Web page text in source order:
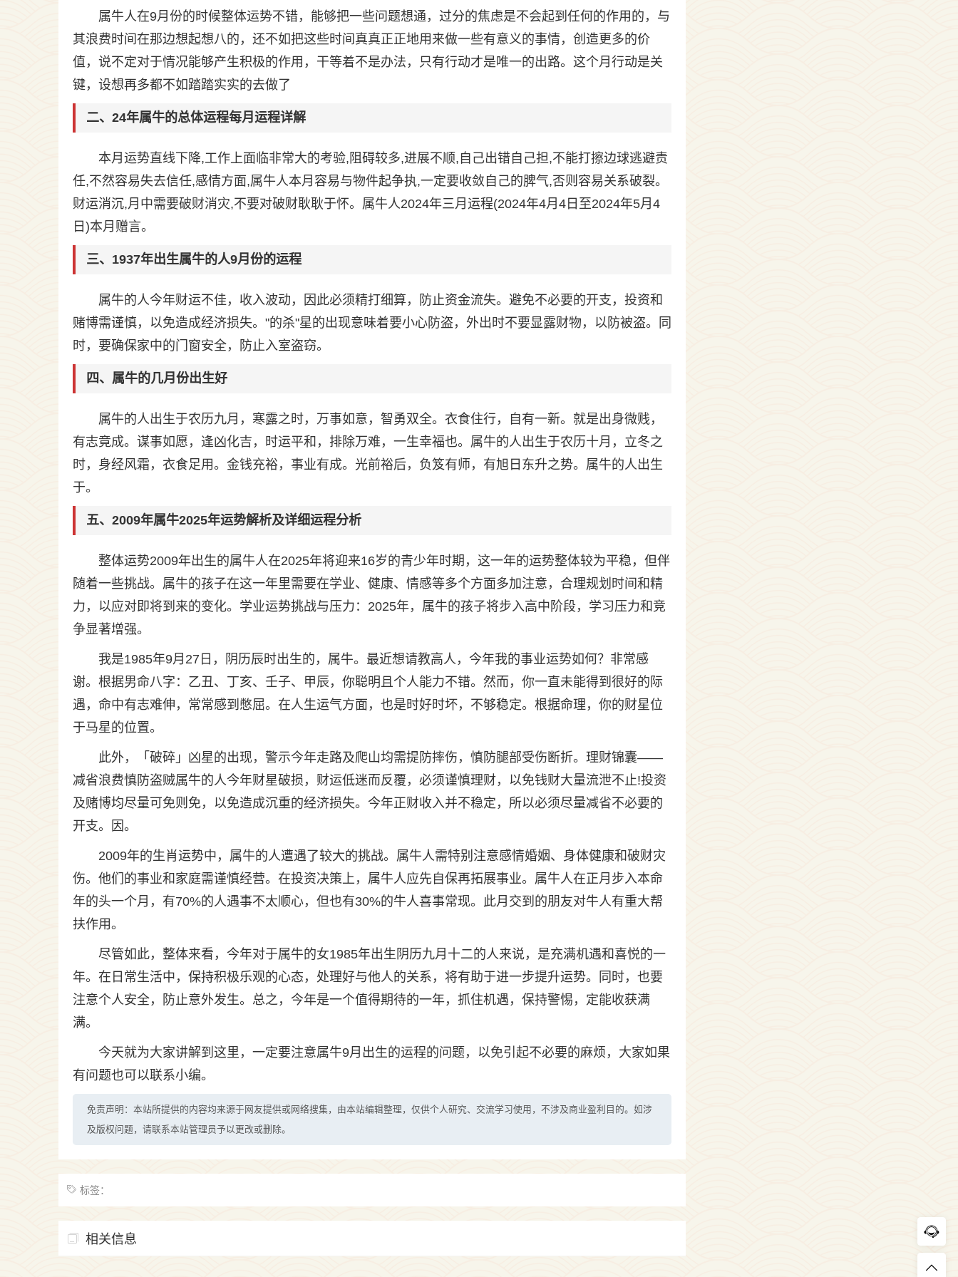
属牛人在9月份的时候整体运势不错，能够把一些问题想通，过分的焦虑是不会起到任何的作用的，与
其浪费时间在那边想起想八的，还不如把这些时间真真正正地用来做一些有意义的事情，创造更多的价
值，说不定对于情况能够产生积极的作用，干等着不是办法，只有行动才是唯一的出路。这个月行动是关
键，设想再多都不如踏踏实实的去做了
二、24年属牛的总体运程每月运程详解
本月运势直线下降,工作上面临非常大的考验,阻碍较多,进展不顺,自己出错自己担,不能打擦边球逃避责
任,不然容易失去信任,感情方面,属牛人本月容易与物件起争执,一定要收敛自己的脾气,否则容易关系破裂。
财运消沉,月中需要破财消灾,不要对破财耿耿于怀。属牛人2024年三月运程(2024年4月4日至2024年5月4
日)本月赠言。
三、1937年出生属牛的人9月份的运程
属牛的人今年财运不佳，收入波动，因此必须精打细算，防止资金流失。避免不必要的开支，投资和
赌博需谨慎，以免造成经济损失。"的杀"星的出现意味着要小心防盗，外出时不要显露财物，以防被盗。同
时，要确保家中的门窗安全，防止入室盗窃。
四、属牛的几月份出生好
属牛的人出生于农历九月，寒露之时，万事如意，智勇双全。衣食住行，自有一新。就是出身微贱，
有志竟成。谋事如愿，逢凶化吉，时运平和，排除万难，一生幸福也。属牛的人出生于农历十月，立冬之
时，身经风霜，衣食足用。金钱充裕，事业有成。光前裕后，负笈有师，有旭日东升之势。属牛的人出生
于。
五、2009年属牛2025年运势解析及详细运程分析
整体运势2009年出生的属牛人在2025年将迎来16岁的青少年时期，这一年的运势整体较为平稳，但伴
随着一些挑战。属牛的孩子在这一年里需要在学业、健康、情感等多个方面多加注意，合理规划时间和精
力，以应对即将到来的变化。学业运势挑战与压力：2025年，属牛的孩子将步入高中阶段，学习压力和竞
争显著增强。
我是1985年9月27日，阴历辰时出生的，属牛。最近想请教高人，今年我的事业运势如何？非常感
谢。根据男命八字：乙丑、丁亥、壬子、甲辰，你聪明且个人能力不错。然而，你一直未能得到很好的际
遇，命中有志难伸，常常感到憋屈。在人生运气方面，也是时好时坏，不够稳定。根据命理，你的财星位
于马星的位置。
此外，「破碎」凶星的出现，警示今年走路及爬山均需提防摔伤，慎防腿部受伤断折。理财锦囊——
减省浪费慎防盗贼属牛的人今年财星破损，财运低迷而反覆，必须谨慎理财，以免钱财大量流泄不止!投资
及赌博均尽量可免则免，以免造成沉重的经济损失。今年正财收入并不稳定，所以必须尽量减省不必要的
开支。因。
2009年的生肖运势中，属牛的人遭遇了较大的挑战。属牛人需特别注意感情婚姻、身体健康和破财灾
伤。他们的事业和家庭需谨慎经营。在投资决策上，属牛人应先自保再拓展事业。属牛人在正月步入本命
年的头一个月，有70%的人遇事不太顺心，但也有30%的牛人喜事常现。此月交到的朋友对牛人有重大帮
扶作用。
尽管如此，整体来看，今年对于属牛的女1985年出生阴历九月十二的人来说，是充满机遇和喜悦的一
年。在日常生活中，保持积极乐观的心态，处理好与他人的关系，将有助于进一步提升运势。同时，也要
注意个人安全，防止意外发生。总之，今年是一个值得期待的一年，抓住机遇，保持警惕，定能收获满
满。
今天就为大家讲解到这里，一定要注意属牛9月出生的运程的问题，以免引起不必要的麻烦，大家如果
有问题也可以联系小编。
免责声明：本站所提供的内容均来源于网友提供或网络搜集，由本站编辑整理，仅供个人研究、交流学习使用，不涉及商业盈利目的。如涉
及版权问题，请联系本站管理员予以更改或删除。
标签：
相关信息